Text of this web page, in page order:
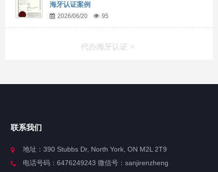
海牙认证案例
2026/06/20 95
代办海牙认证
服务分类
联系我们
地址：390 Stubbs Dr, North York, ON M2L 2T9
电话号码：6476249243 微信号：sanjirenzheng